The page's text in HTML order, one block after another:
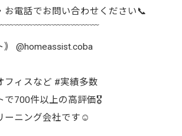
お電話でお問い合わせください📞
｠ @homeassist.coba
フィスなど #実績多数
で700件以上の高評価🎖️
ーニング会社です☺️